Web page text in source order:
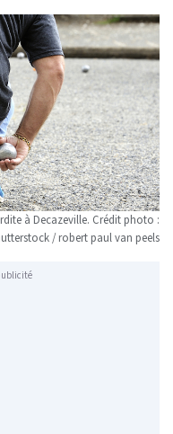
à Decazeville. Crédit photo :
/ robert paul van peels